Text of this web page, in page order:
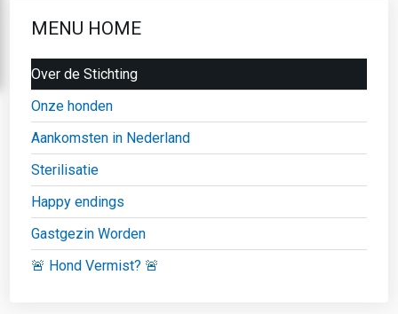
MENU HOME
Over de Stichting
Onze honden
Aankomsten in Nederland
Sterilisatie
Happy endings
Gastgezin Worden
🚨 Hond Vermist? 🚨